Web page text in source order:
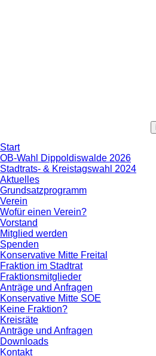
Konservative Mitte
Aus Erfahrung in die Zukunft.
Start
OB-Wahl Dippoldiswalde 2026
Stadtrats- & Kreistagswahl 2024
Aktuelles
Grundsatzprogramm
Verein
Wofür einen Verein?
Vorstand
Mitglied werden
Spenden
Konservative Mitte Freital
Fraktion im Stadtrat
Fraktionsmitglieder
Anträge und Anfragen
Konservative Mitte SOE
Keine Fraktion?
Kreisräte
Anträge und Anfragen
Downloads
Kontakt